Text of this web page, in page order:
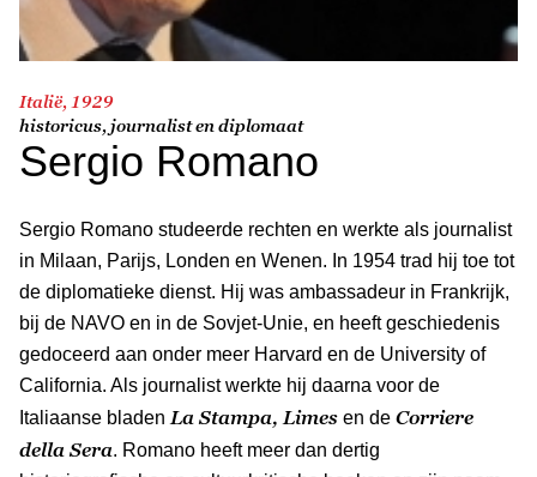
Italië, 1929
historicus, journalist en diplomaat
Sergio Romano
Sergio Romano studeerde rechten en werkte als journalist
in Milaan, Parijs, Londen en Wenen. In 1954 trad hij toe tot
de diplomatieke dienst. Hij was ambassadeur in Frankrijk,
bij de NAVO en in de Sovjet-Unie, en heeft geschiedenis
gedoceerd aan onder meer Harvard en de University of
California. Als journalist werkte hij daarna voor de
Italiaanse bladen La Stampa, Limes en de Corriere
della Sera. Romano heeft meer dan dertig